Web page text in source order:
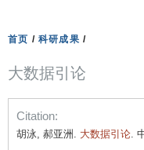
首页 / 科研成果 /
大数据引论
Citation:
胡泳, 郝亚洲. 大数据引论 .